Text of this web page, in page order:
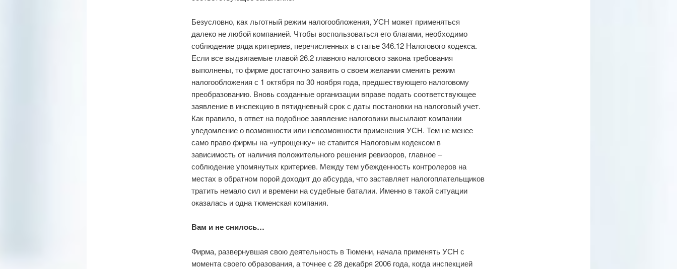
Безусловно, как льготный режим налогообложения, УСН может применяться
далеко не любой компанией. Чтобы воспользоваться его благами, необходимо
соблюдение ряда критериев, перечисленных в статье 346.12 Налогового кодекса.
Если все выдвигаемые главой 26.2 главного налогового закона требования
выполнены, то фирме достаточно заявить о своем желании сменить режим
налогообложения с 1 октября по 30 ноября года, предшествующего налоговому
преобразованию. Вновь созданные организации вправе подать соответствующее
заявление в инспекцию в пятидневный срок с даты постановки на налоговый учет.
Как правило, в ответ на подобное заявление налоговики высылают компании
уведомление о возможности или невозможности применения УСН. Тем не менее
само право фирмы на «упрощенку» не ставится Налоговым кодексом в
зависимость от наличия положительного решения ревизоров, главное –
соблюдение упомянутых критериев. Между тем убежденность контролеров на
местах в обратном порой доходит до абсурда, что заставляет налогоплательщиков
тратить немало сил и времени на судебные баталии. Именно в такой ситуации
оказалась и одна тюменская компания.
Вам и не снилось…
Фирма, развернувшая свою деятельность в Тюмени, начала применять УСН с
момента своего образования, а точнее с 28 декабря 2006 года, когда инспекцией